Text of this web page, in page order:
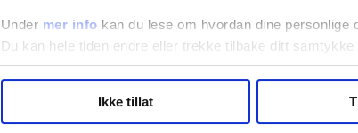
Under mer info kan du lese om hvordan dine personlige
Du kan hele tiden endre eller trekke tilbake ditt
hvordan våre nettsider blir brukt slik at vi tilby relevant
Ikke tillat
nestleder Roger Haga Heimli ser for seg at
varig modell, med den norske modellen som
det kreves ressurser:
er vesentlig at det er tilstrekkelig med ressurser,
og styrke tjenestene, sa han.